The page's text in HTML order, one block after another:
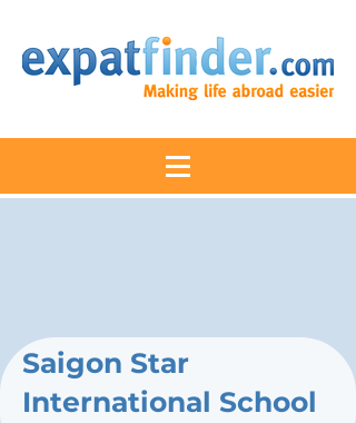
Saigon Star
International School